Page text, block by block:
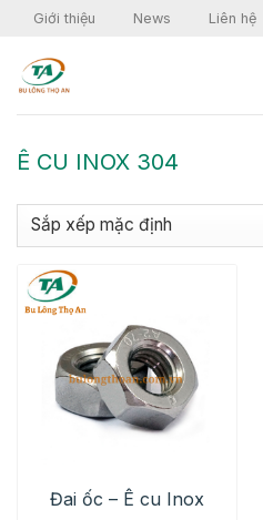
Skip
content
Giới thiệu News Liên hệ
Ê CU INOX 304
Đai ốc – Ê cu Inox